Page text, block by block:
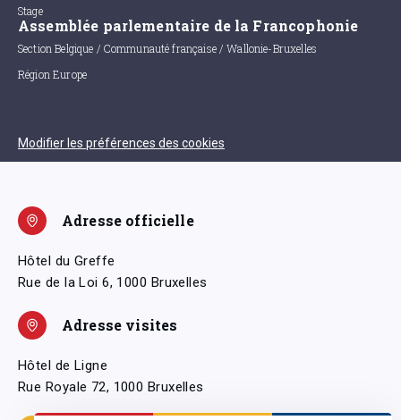
Stage
Assemblée parlementaire de la Francophonie
Section Belgique / Communauté française / Wallonie-Bruxelles
Région Europe
Modifier les préférences des cookies
Adresse officielle
Hôtel du Greffe
Rue de la Loi 6, 1000 Bruxelles
Adresse visites
Hôtel de Ligne
Rue Royale 72, 1000 Bruxelles